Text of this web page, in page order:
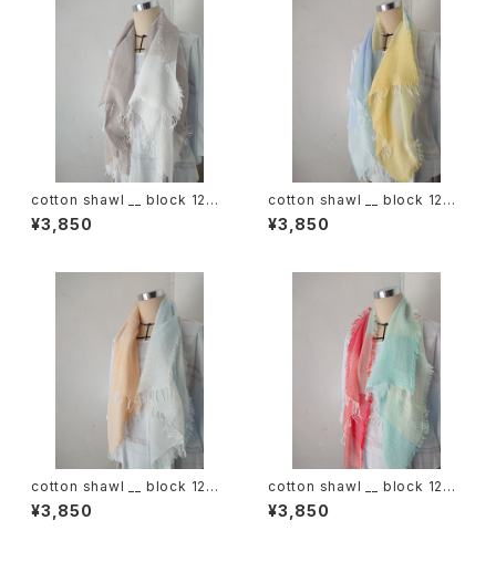
cotton shawl __ block 120
白木蓮w
¥3,850
cotton shawl __ block 120
天泣w
¥3,850
cotton shawl __ block 120
朝朗w
¥3,850
cotton shawl __ block 120
春曙w
¥3,850